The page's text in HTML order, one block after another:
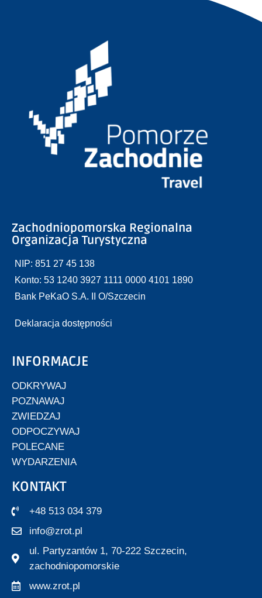
Zachodniopomorska Regionalna
Organizacja Turystyczna
NIP: 851 27 45 138
Konto: 53 1240 3927 1111 0000 4101 1890
Bank PeKaO S.A. II O/Szczecin
Deklaracja dostępności
INFORMACJE
ODKRYWAJ
POZNAWAJ
ZWIEDZAJ
ODPOCZYWAJ
POLECANE
WYDARZENIA
KONTAKT
+48 513 034 379
info@zrot.pl
ul. Partyzantów 1, 70-222 Szczecin,
zachodniopomorskie
www.zrot.pl